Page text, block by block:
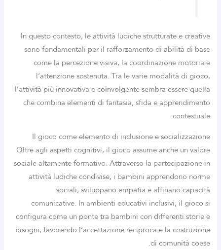
In questo contesto, le attività ludiche strutturate e creative
sono fondamentali per il rafforzamento di abilità di base
come la percezione visiva, la coordinazione motoria e
l’attenzione sostenuta. Tra le varie modalità di gioco,
l’attività più innovativa e coinvolgente sembra essere quella
che combina elementi di fantasia, sfida e apprendimento
contestuale.
Il gioco come elemento di inclusione e socializzazione
Oltre agli aspetti cognitivi, il gioco assume anche un valore
sociale altamente formativo. Attraverso la partecipazione in
attività ludiche condivise, i bambini apprendono norme
sociali, sviluppano empatia e affinano capacità
comunicative. In ambienti educativi inclusivi, il gioco si
configura come un ponte tra bambini con differenti storie e
bisogni, favorendo l’accettazione reciproca e la costruzione
di comunità coese.